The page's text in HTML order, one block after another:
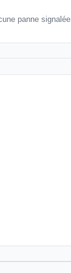
panne signalée.